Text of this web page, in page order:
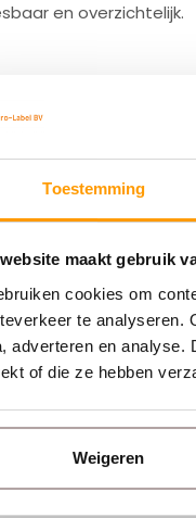
Toestemming
maakt gebruik
cookies om
te analyseren.
adverteren en analyse.
of die ze hebben
Weigeren
en overzichtelijk.
leesbaarheid
bedoeld voor
worden
per rol